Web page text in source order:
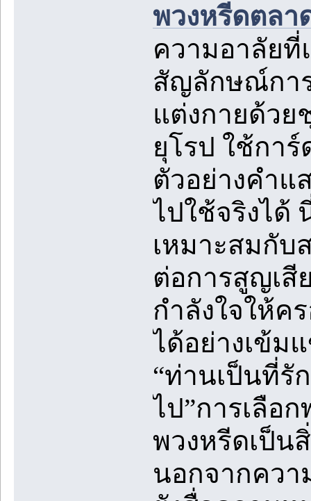
พวงหรีดตลา
ความอาลัย
สัญลักษณ์กา
แต่งกายด้วย
ยุโรป ใช้กา
ตัวอย่างคำแ
ไปใช้จริงได้
เหมาะสมกับ
ต่อการสูญเ
กำลังใจให้ค
ได้อย่างเข้ม
“ท่านเป็นที่รั
ไป”การเลือ
พวงหรีดเป็น
นอกจากควา